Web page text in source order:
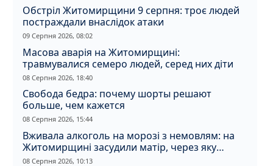
Обстріл Житомирщини 9 серпня: троє людей
постраждали внаслідок атаки
09 Серпня 2026, 08:02
Масова аварія на Житомирщині:
травмувалися семеро людей, серед них діти
08 Серпня 2026, 18:40
Свобода бедра: почему шорты решают
больше, чем кажется
08 Серпня 2026, 15:44
Вживала алкоголь на морозі з немовлям: на
Житомирщині засудили матір, через яку
дитина отримала обмороження
08 Серпня 2026, 10:13